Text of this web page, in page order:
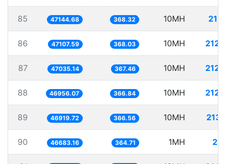
85 47144.68 368.32 10MH
86 47107.59 368.03 10MH
87 47035.14 367.46 10MH
88 46956.07 366.84 10MH
89 46919.72 366.56 10MH
90 46683.16 364.71 1MH